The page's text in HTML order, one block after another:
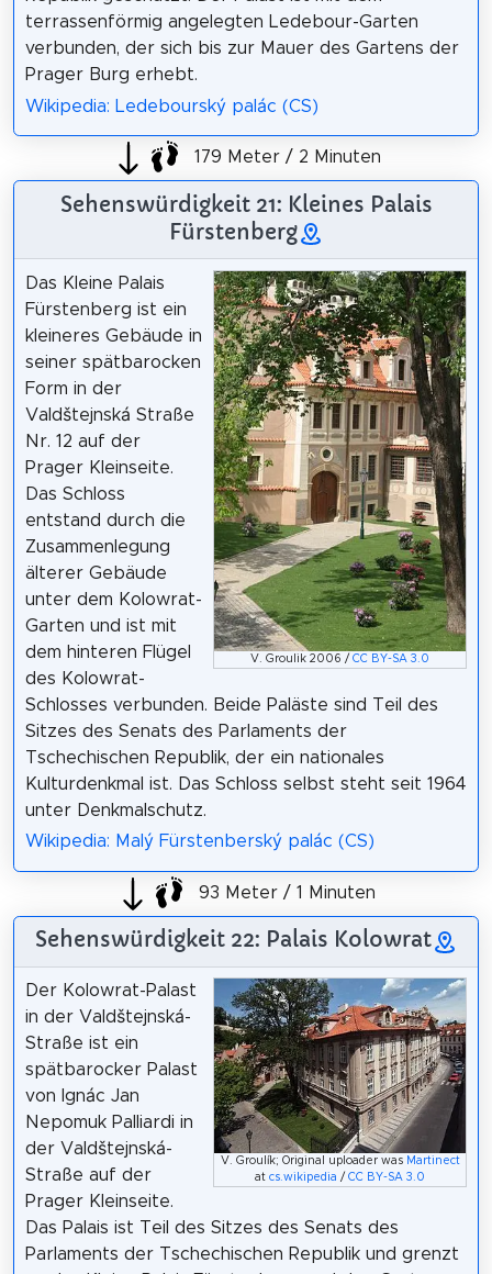
terrassenförmig angelegten Ledebour-Garten
verbunden, der sich bis zur Mauer des Gartens der
Prager Burg erhebt.
Wikipedia: Ledebourský palác (CS)
179 Meter / 2 Minuten
Sehenswürdigkeit 21: Kleines Palais
Fürstenberg
V. Groulik 2006 /CC BY-SA 3.0
Das Kleine Palais
Fürstenberg ist ein
kleineres Gebäude in
seiner spätbarocken
Form in der
Valdštejnská Straße
Nr. 12 auf der
Prager Kleinseite.
Das Schloss
entstand durch die
Zusammenlegung
älterer Gebäude
unter dem Kolowrat-
Garten und ist mit
dem hinteren Flügel
des Kolowrat-
Schlosses verbunden. Beide Paläste sind Teil des
Sitzes des Senats des Parlaments der
Tschechischen Republik, der ein nationales
Kulturdenkmal ist. Das Schloss selbst steht seit 1964
unter Denkmalschutz.
Wikipedia: Malý Fürstenberský palác (CS)
93 Meter / 1 Minuten
Sehenswürdigkeit 22: Palais Kolowrat
V. Groulík; Original uploader was Martinect
atcs.wikipedia /CC BY-SA 3.0
Der Kolowrat-Palast
in der Valdštejnská-
Straße ist ein
spätbarocker Palast
von Ignác Jan
Nepomuk Palliardi in
der Valdštejnská-
Straße auf der
Prager Kleinseite.
Das Palais ist Teil des Sitzes des Senats des
Parlaments der Tschechischen Republik und grenzt